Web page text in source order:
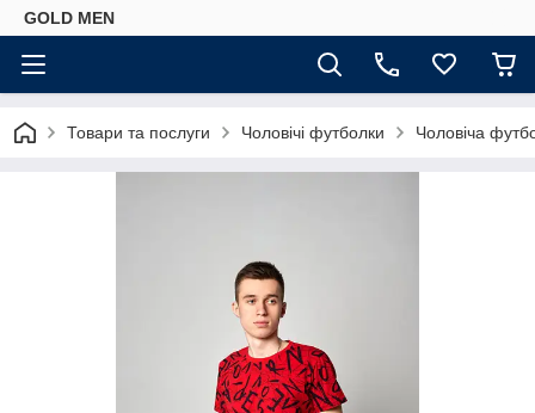
GOLD MEN
Товари та послуги Чоловічі футболки Чоловіча